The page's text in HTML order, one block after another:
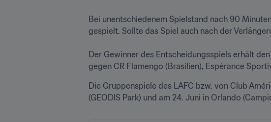
Bei unentschiedenem Spielstand nach 90
gespielt. Sollte das Spiel auch nach der
Der Gewinner des Entscheidungsspiels erhält
gegen CR Flamengo (Brasilien), Espérance
Die Gruppenspiele des LAFC bzw. von Club
(GEODIS Park) und am 24. Juni in Orlando